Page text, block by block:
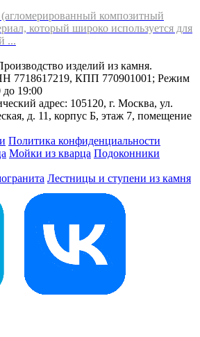
композитный
который широко используется для
...
изделий из камня.
КПП 770901001; Режим
19:00
адрес: 105120, г. Москва, ул.
д. 11, корпус Б, этаж 7, помещение
Политика конфиденциальности
Мойки из кварца Подоконники
Лестницы и ступени из камня